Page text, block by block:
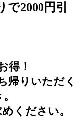
2000円引
得！
帰りいただく
ください。